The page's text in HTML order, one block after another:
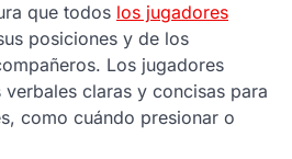
que todos los jugadores
posiciones y de los
Los jugadores
claras y concisas para
como cuándo presionar o